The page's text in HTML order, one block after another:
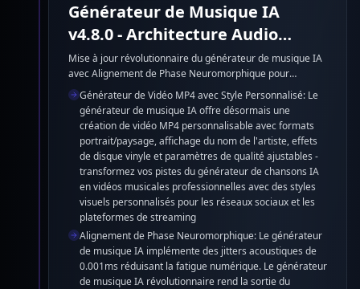
Générateur de Musique IA
v4.8.0 - Architecture Audio
Subliminale
Mise à jour révolutionnaire du générateur de musique IA
avec Alignement de Phase Neuromorphique pour
générateur de chansons IA. Le générateur de musique IA
amélioré offre une qualité supérieure du créateur de
rythmes IA grâce à l'Équilibrage de Tenseur Émotionnel
et l'optimisation du Décalage de Latence Prédictif.
Générateur de Vidéo MP4 avec Style Personnalisé: Le
générateur de musique IA offre désormais une
création de vidéo MP4 personnalisable avec formats
portrait/paysage, affichage du nom de l'artiste, effets
de disque vinyle et paramètres de qualité ajustables -
transformez vos pistes du générateur de chansons IA
en vidéos musicales professionnelles avec des styles
visuels personnalisés pour les réseaux sociaux et les
plateformes de streaming
Alignement de Phase Neuromorphique: Le générateur
de musique IA implémente des jitters acoustiques de
0.001ms réduisant la fatigue numérique. Le générateur
de musique IA révolutionnaire rend la sortie du